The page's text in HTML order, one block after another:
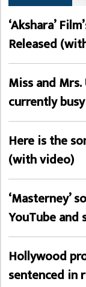
‘Akshara’
Released
Miss and
currently
Here is the
(with video)
‘Masterney’
YouTube and
Hollywood
sentenced in